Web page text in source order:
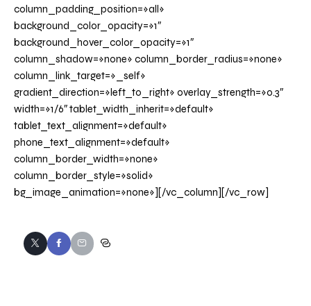
column_padding_position=»all»
background_color_opacity=»1″
background_hover_color_opacity=»1″
column_shadow=»none» column_border_radius=»none»
column_link_target=»_self»
gradient_direction=»left_to_right» overlay_strength=»0.3″
width=»1/6″ tablet_width_inherit=»default»
tablet_text_alignment=»default»
phone_text_alignment=»default»
column_border_width=»none»
column_border_style=»solid»
bg_image_animation=»none»][/vc_column][/vc_row]